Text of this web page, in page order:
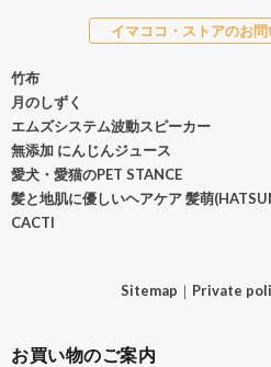
イマココ・ストアのお
竹布
月のしずく
エムズシステム波動スピーカー
無添加 にんじんジュース
愛犬・愛猫のPET STANCE
髪と地肌に優しいヘアケア 髪萌
CACTI
Sitemap ｜ Private
お買い物のご案内